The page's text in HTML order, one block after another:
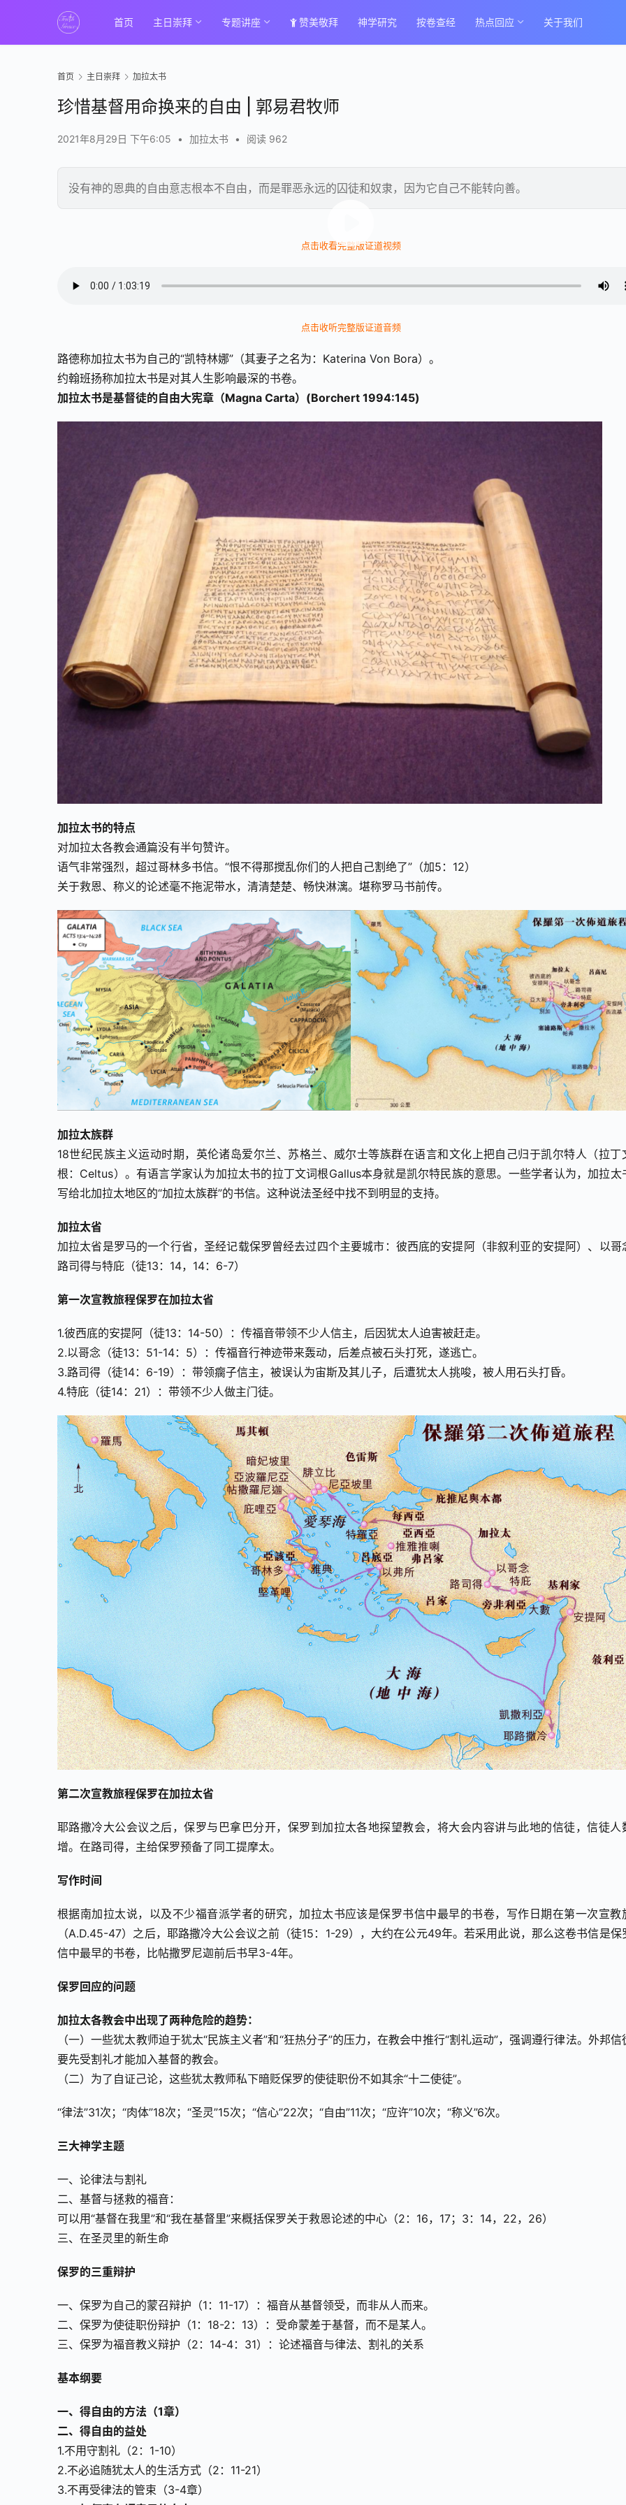
首页 主日崇拜 专题讲座 赞美敬拜 神学研究 按卷查经 热点回应 关于我们
首页 主日崇拜 加拉太书
珍惜基督用命换来的自由 | 郭易君牧师
2021年8月29日 下午6:05 • 加拉太书 • 阅读 962
没有神的恩典的自由意志根本不自由，而是罪恶永远的囚徒和奴隶，因为它自己不能转向善。
00:00 / 01:03:27
点击收看完整版证道视频
点击收听完整版证道音频
路德称加拉太书为自己的“凯特林娜”（其妻子之名为：Katerina Von Bora）。
约翰班扬称加拉太书是对其人生影响最深的书卷。
加拉太书是基督徒的自由大宪章（Magna Carta）(Borchert 1994:145)
加拉太书的特点
对加拉太各教会通篇没有半句赞许。
语气非常强烈，超过哥林多书信。“恨不得那搅乱你们的人把自己割绝了”（加5：12）
关于救恩、称义的论述毫不拖泥带水，清清楚楚、畅快淋漓。堪称罗马书前传。
加拉太族群
18世纪民族主义运动时期，英伦诸岛爱尔兰、苏格兰、威尔士等族群在语言和文化上把自己归于凯尔特人（拉丁
根：Celtus）。有语言学家认为加拉太书的拉丁文词根Gallus本身就是凯尔特民族的意思。一些学者认为，加拉太
写给北加拉太地区的“加拉太族群”的书信。这种说法圣经中找不到明显的支持。
加拉太省
加拉太省是罗马的一个行省，圣经记载保罗曾经去过四个主要城市：彼西底的安提阿（非叙利亚的安提阿）、以哥
路司得与特庇（徒13：14，14：6-7）
第一次宣教旅程保罗在加拉太省
1.彼西底的安提阿（徒13：14-50）：传福音带领不少人信主，后因犹太人迫害被赶走。
2.以哥念（徒13：51-14：5）：传福音行神迹带来轰动，后差点被石头打死，遂逃亡。
3.路司得（徒14：6-19）：带领瘸子信主，被误认为宙斯及其儿子，后遭犹太人挑唆，被人用石头打昏。
4.特庇（徒14：21）：带领不少人做主门徒。
第二次宣教旅程保罗在加拉太省
耶路撒冷大公会议之后，保罗与巴拿巴分开，保罗到加拉太各地探望教会，将大会内容讲与此地的信徒，信徒人
增。在路司得，主给保罗预备了同工提摩太。
写作时间
根据南加拉太说，以及不少福音派学者的研究，加拉太书应该是保罗书信中最早的书卷，写作日期在第一次宣教
（A.D.45-47）之后，耶路撒冷大公会议之前（徒15：1-29），大约在公元49年。若采用此说，那么这卷书信是保
信中最早的书卷，比帖撒罗尼迦前后书早3-4年。
保罗回应的问题
加拉太各教会中出现了两种危险的趋势：
（一）一些犹太教师迫于犹太“民族主义者”和“狂热分子”的压力，在教会中推行“割礼运动”，强调遵行律法。外邦信
要先受割礼才能加入基督的教会。
（二）为了自证己论，这些犹太教师私下暗贬保罗的使徒职份不如其余“十二使徒”。
“律法”31次；“肉体”18次；“圣灵”15次；“信心”22次；“自由”11次；“应许”10次；“称义”6次。
三大神学主题
一、论律法与割礼
二、基督与拯救的福音：
可以用“基督在我里”和“我在基督里”来概括保罗关于救恩论述的中心（2：16，17；3：14，22，26）
三、在圣灵里的新生命
保罗的三重辩护
一、保罗为自己的蒙召辩护（1：11-17）：福音从基督领受，而非从人而来。
二、保罗为使徒职份辩护（1：18-2：13）：受命蒙差于基督，而不是某人。
三、保罗为福音教义辩护（2：14-4：31）：论述福音与律法、割礼的关系
基本纲要
一、得自由的方法（1章）
二、得自由的益处
1.不用守割礼（2：1-10）
2.不必追随犹太人的生活方式（2：11-21）
3.不再受律法的管束（3-4章）